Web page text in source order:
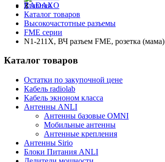
Главная
Каталог товаров
Высокочастотные разъемы
FME серии
N1-211X, ВЧ разъем FME, розетка (мама)
Каталог товаров
Остатки по закупочной цене
Кабель radiolab
Кабель экноном класса
Антенны ANLI
Антенны базовые OMNI
Мобильные антенны
Антенные крепления
Антенны Sirio
Блоки Питания ANLI